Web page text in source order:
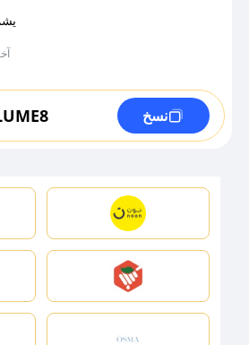
نسخ